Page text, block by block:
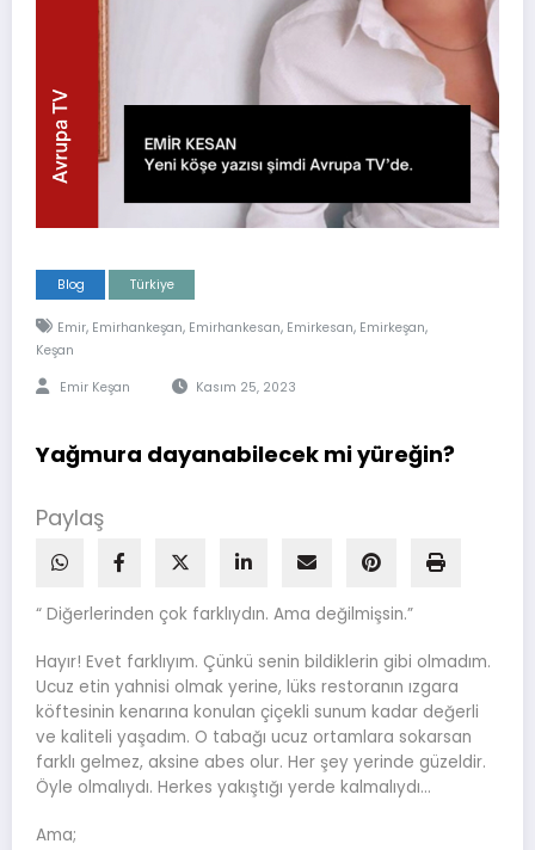
Blog Türkiye
Emir, Emirhankeşan, Emirhankesan, Emirkesan, Emirkeşan,
Keşan
Emir Keşan Kasım 25, 2023
Yağmura dayanabilecek mi yüreğin?
Paylaş
“ Diğerlerinden çok farklıydın. Ama değilmişsin.”
Hayır! Evet farklıyım. Çünkü senin bildiklerin gibi olmadım.
Ucuz etin yahnisi olmak yerine, lüks restoranın ızgara
köftesinin kenarına konulan çiçekli sunum kadar değerli
ve kaliteli yaşadım. O tabağı ucuz ortamlara sokarsan
farklı gelmez, aksine abes olur. Her şey yerinde güzeldir.
Öyle olmalıydı. Herkes yakıştığı yerde kalmalıydı…
Ama;